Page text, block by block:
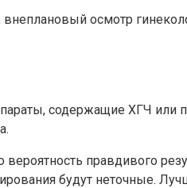
осмотр
содержащие ХГЧ или
правдивого
будут неточные.